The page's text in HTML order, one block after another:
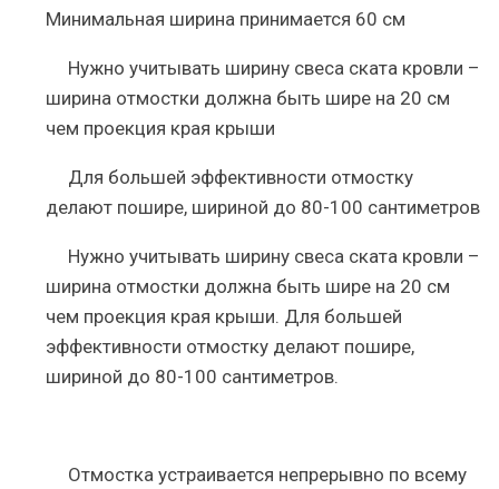
Минимальная ширина принимается 60 см
Нужно учитывать ширину свеса ската кровли –
ширина отмостки должна быть шире на 20 см
чем проекция края крыши
Для большей эффективности отмостку
делают пошире, шириной до 80-100 сантиметров
Нужно учитывать ширину свеса ската кровли –
ширина отмостки должна быть шире на 20 см
чем проекция края крыши. Для большей
эффективности отмостку делают пошире,
шириной до 80-100 сантиметров.
Отмостка устраивается непрерывно по всему